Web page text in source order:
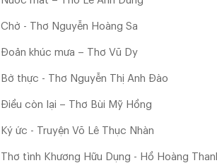
Chờ - Thơ Nguyễn Hoàng Sa
Đoản khúc mưa – Thơ Vũ Dy
Bờ thực - Thơ Nguyễn Thị Anh Đào
Điều còn lại – Thơ Bùi Mỹ Hồng
Ký ức - Truyện Võ Lê Thục Nhàn
Thơ tình Khương Hữu Dụng - Hồ Hoàng